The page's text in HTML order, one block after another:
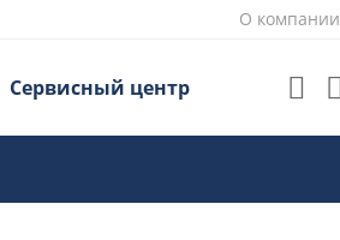
О компании
Сервисный центр